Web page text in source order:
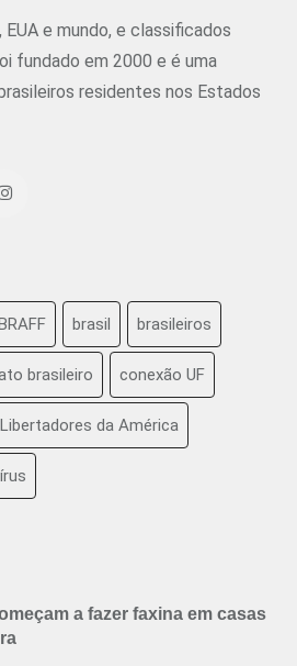
e mundo, e classificados
fundado em 2000 e é uma
residentes nos Estados
brasil brasileiros
brasileiro conexão UF
da América
a fazer faxina em casas